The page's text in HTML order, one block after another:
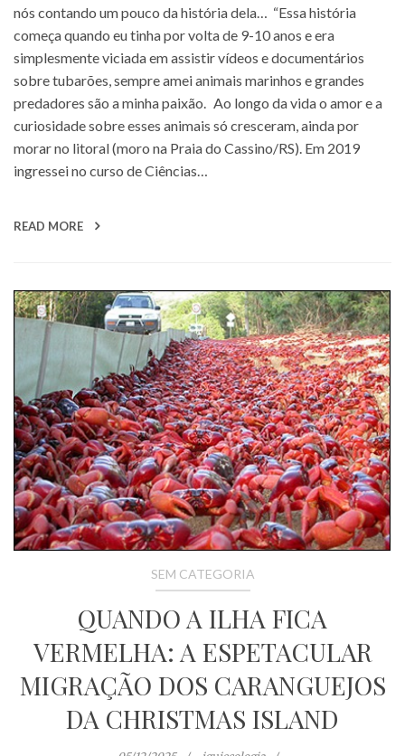
nós contando um pouco da história dela… “Essa história
começa quando eu tinha por volta de 9-10 anos e era
simplesmente viciada em assistir vídeos e documentários
sobre tubarões, sempre amei animais marinhos e grandes
predadores são a minha paixão. Ao longo da vida o amor e a
curiosidade sobre esses animais só cresceram, ainda por
morar no litoral (moro na Praia do Cassino/RS). Em 2019
ingressei no curso de Ciências…
READ MORE
SEM CATEGORIA
QUANDO A ILHA FICA
VERMELHA: A ESPETACULAR
MIGRAÇÃO DOS CARANGUEJOS
DA CHRISTMAS ISLAND